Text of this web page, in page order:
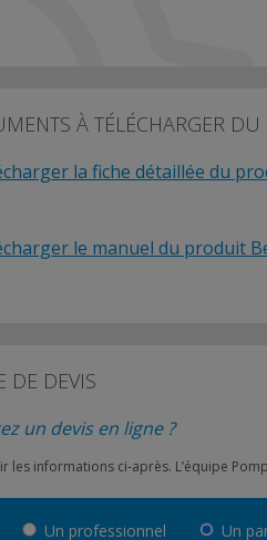
À TÉLÉCHARGER
la fiche détaillée du
le manuel du produit
DE DEVIS
un devis en ligne ?
les informations ci-après. L’équipe
Un professionnel Un